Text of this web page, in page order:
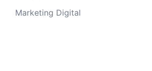
Marketing Digital